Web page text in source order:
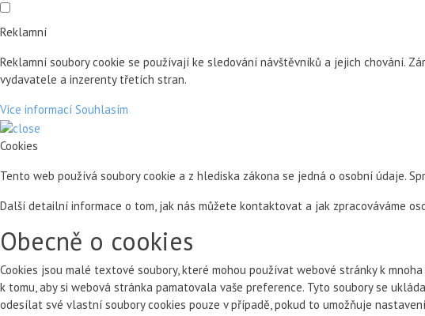
Reklamní
Reklamní soubory cookie se používají ke sledování návštěvníků a jejich chování.
vydavatele a inzerenty třetích stran.
Více informací Souhlasím
Cookies
Tento web používá soubory cookie a z hlediska zákona se jedná o osobní údaje.
Další detailní informace o tom, jak nás můžete kontaktovat a jak zpracováváme
Obecně o cookies
Cookies jsou malé textové soubory, které mohou používat webové stránky k
k tomu, aby si webová stránka pamatovala vaše preference. Tyto soubory se
odesílat své vlastní soubory cookies pouze v případě, pokud to umožňuje